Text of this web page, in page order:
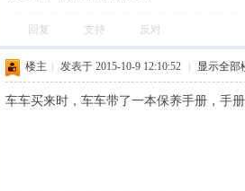
回复 支持 反对
楼主 发表于 2015-10-9 12:10:52 显示全部
车车买来时，车车带了一本保养手册，手